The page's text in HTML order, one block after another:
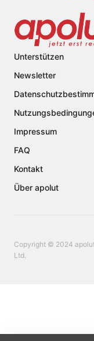
Unterstützen
Newsletter
Impressum
FAQ
Kontakt
Über apolut
Copyright © 2024
Ltd.